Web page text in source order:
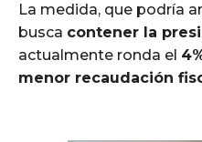
La medida, que podría
busca contener la
actualmente ronda el
menor recaudación